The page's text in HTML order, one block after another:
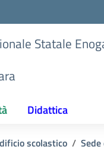
Statale
Didattica
scolastico